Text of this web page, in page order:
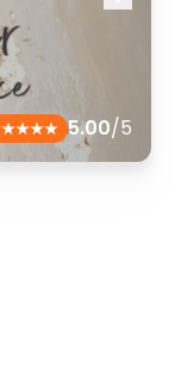
5.00/5